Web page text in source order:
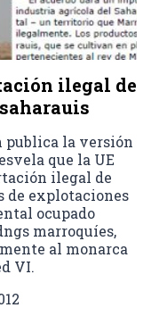
ilegal de
publica la versión
que la UE
ilegal de
de explotaciones
ocupado
marroquíes,
al monarca
VI.